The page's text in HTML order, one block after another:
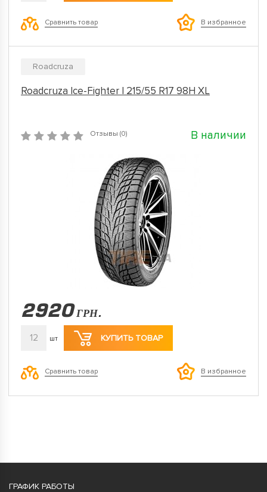
Сравнить товар В избранное
Roadcruza
Roadcruza Ice-Fighter I 215/55 R17 98H XL
Отзывы (0) В наличии
2920 ГРН.
12 шт КУПИТЬ ТОВАР
Сравнить товар В избранное
ГРАФИК РАБОТЫ